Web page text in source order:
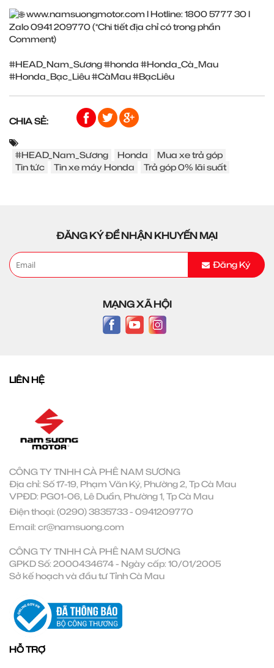
www.namsuongmotor.com l Hotline: 1800 5777 30 l
Zalo 0941 209770 (*Chi tiết địa chỉ có trong phần
Comment)
#HEAD_Nam_Sương#honda #Honda_Cà_Mau
#Honda_Bạc_Liêu#CàMau#BạcLiêu
CHIA SẺ:
#HEAD_Nam_Sương Honda
Mua xe trả góp
Tin tức
Tin xe máy Honda Trả góp 0% lãi suất
ĐĂNG KÝ ĐỂ NHẬN KHUYẾN MẠI
Đăng Ký
MẠNG XÃ HỘI
LIÊN HỆ
CÔNG TY TNHH CÀ PHÊ NAM SƯƠNG
Địa chỉ: Số 17-19, Phạm Văn Ký, Phường 2, Tp Cà Mau
VPĐD: PG01-06, Lê Duẩn, Phường 1, Tp Cà Mau
Điện thoại: (0290) 3835733- 0941209770
Email: cr@namsuong.com
CÔNG TY TNHH CÀ PHÊ NAM SƯƠNG
GPKD Số: 2000434674 - Ngày cấp: 10/01/2005
Sở kế hoạch và đầu tư Tỉnh Cà Mau
HỖ TRỢ